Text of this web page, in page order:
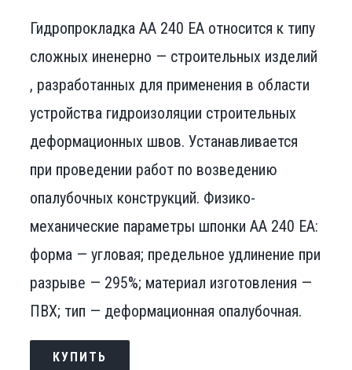
Гидропрокладка АА 240 ЕА относится к типу
сложных иненерно — строительных изделий
, разработанных для применения в области
устройства гидроизоляции строительных
деформационных швов. Устанавливается
при проведении работ по возведению
опалубочных конструкций. Физико-
механические параметры шпонки АА 240 ЕА:
форма — угловая; предельное удлинение при
разрыве — 295%; материал изготовления —
ПВХ; тип — деформационная опалубочная.
КУПИТЬ